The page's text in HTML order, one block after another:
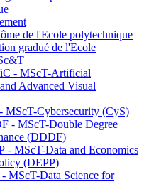
de l'Ecole polytechnique
gradué de l'Ecole
- MScT-Artificial
Advanced Visual
MScT-Cybersecurity (CyS)
- MScT-Double Degree
(DDDF)
- MScT-Data and Economics
(DEPP)
MScT-Data Science for